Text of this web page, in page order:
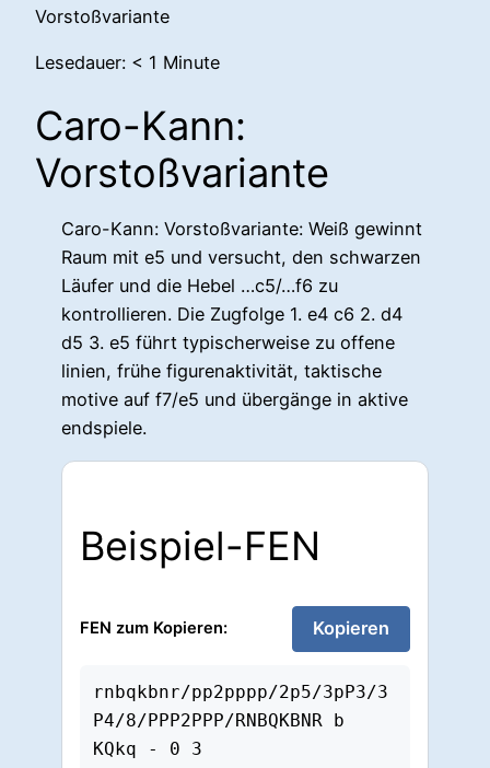
Vorstoßvariante
Lesedauer: < 1 Minute
Caro-Kann:
Vorstoßvariante
Caro-Kann: Vorstoßvariante: Weiß gewinnt
Raum mit e5 und versucht, den schwarzen
Läufer und die Hebel …c5/…f6 zu
kontrollieren. Die Zugfolge 1. e4 c6 2. d4
d5 3. e5 führt typischerweise zu offene
linien, frühe figurenaktivität, taktische
motive auf f7/e5 und übergänge in aktive
endspiele.
Beispiel-FEN
FEN zum Kopieren: Kopieren
rnbqkbnr/pp2pppp/2p5/3pP3/3
P4/8/PPP2PPP/RNBQKBNR b
KQkq - 0 3